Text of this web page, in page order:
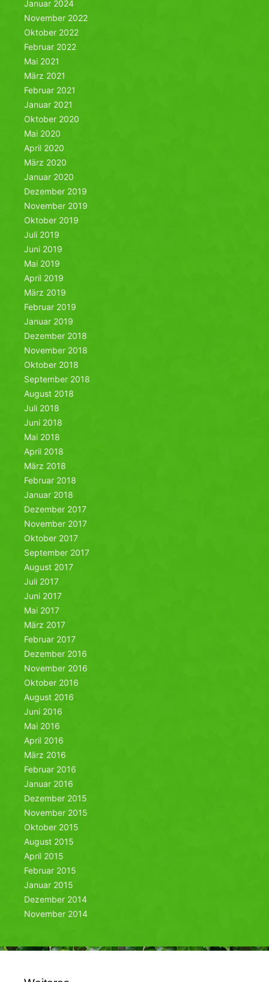
Januar 2024
November 2022
Oktober 2022
Februar 2022
Mai 2021
März 2021
Februar 2021
Januar 2021
Oktober 2020
Mai 2020
April 2020
März 2020
Januar 2020
Dezember 2019
November 2019
Oktober 2019
Juli 2019
Juni 2019
Mai 2019
April 2019
März 2019
Februar 2019
Januar 2019
Dezember 2018
November 2018
Oktober 2018
September 2018
August 2018
Juli 2018
Juni 2018
Mai 2018
April 2018
März 2018
Februar 2018
Januar 2018
Dezember 2017
November 2017
Oktober 2017
September 2017
August 2017
Juli 2017
Juni 2017
Mai 2017
März 2017
Februar 2017
Dezember 2016
November 2016
Oktober 2016
August 2016
Juni 2016
Mai 2016
April 2016
März 2016
Februar 2016
Januar 2016
Dezember 2015
November 2015
Oktober 2015
August 2015
April 2015
Februar 2015
Januar 2015
Dezember 2014
November 2014